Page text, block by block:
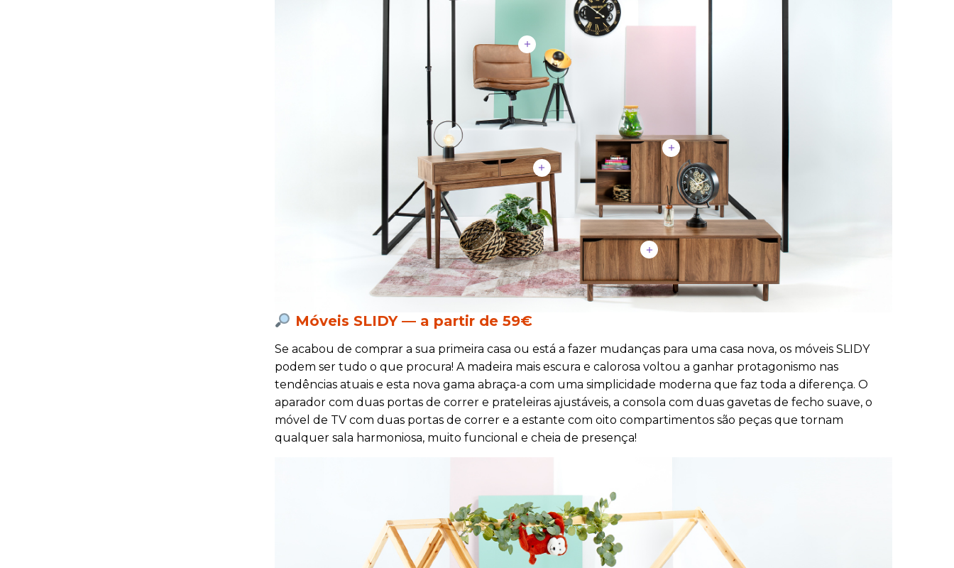
Móveis SLIDY — a partir de 59€
Se acabou de comprar a sua primeira casa ou está a fazer mudanças para uma casa nova, os móveis SLIDY
podem ser tudo o que procura! A madeira mais escura e calorosa voltou a ganhar protagonismo nas
tendências atuais e esta nova gama abraça-a com uma simplicidade moderna que faz toda a diferença. O
aparador com duas portas de correr e prateleiras ajustáveis, a consola com duas gavetas de fecho suave, o
móvel de TV com duas portas de correr e a estante com oito compartimentos são peças que tornam
qualquer sala harmoniosa, muito funcional e cheia de presença!